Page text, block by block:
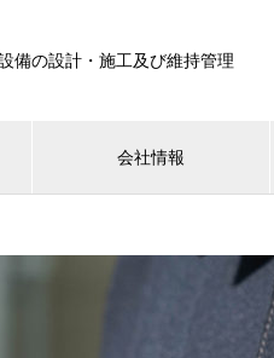
備の設計・施工及び維持管理
会社情報